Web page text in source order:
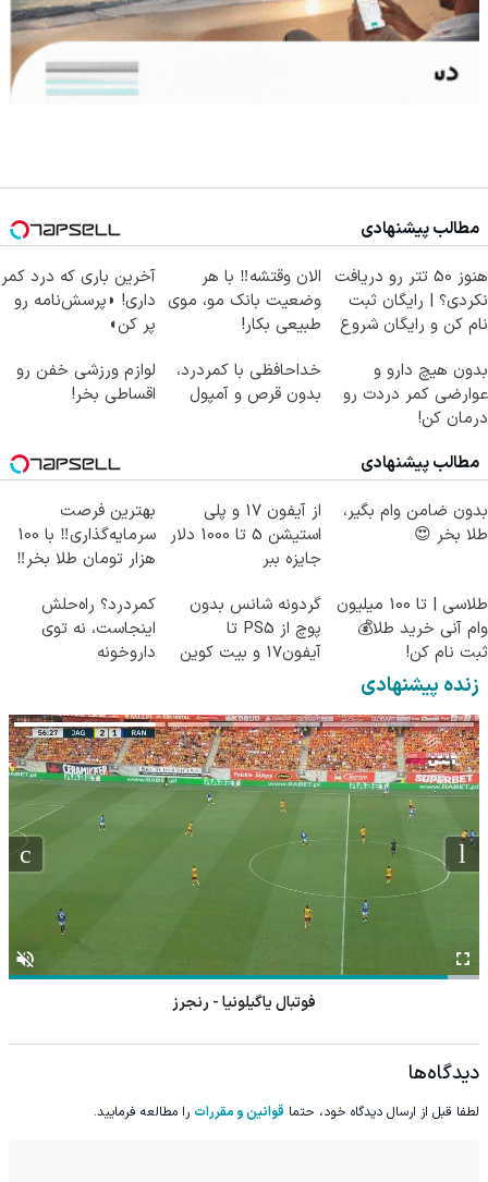
مطالب پیشنهادی
هنوز 50 تتر رو دریافت
نکردی؟ | رایگان ثبت
نام کن و رایگان شروع
الان وقتشه‼️ با هر
وضعیت بانک مو، موی
طبیعی بکار!
آخرین باری که درد کمر
داری! ◗پرسش‌نامه رو
پر کن◖
بدون هیچ دارو و
عوارضی کمر دردت رو
درمان کن!
خداحافظی با کمردرد،
بدون قرص و آمپول
لوازم ورزشی خفن رو
اقساطی بخر!
مطالب پیشنهادی
بدون ضامن وام بگیر،
طلا بخر 😍
از آیفون 17 و پلی
استیشن 5 تا 1000 دلار
جایزه ببر
بهترین فرصت
سرمایه‌گذاری‼️ با 100
هزار تومان طلا بخر‼️
طلاسی | تا 100 میلیون
وام آنی خرید طلا💰
ثبت نام کن!
گردونه شانس بدون
پوچ از PS5 تا
آیفون17 و بیت کوین
کمردرد؟ راه‌حلش
اینجاست، نه توی
داروخونه
زنده پیشنهادی
فوتبال یاگیلونیا - رنجرز
دیدگاه‌ها
لطفا قبل از ارسال دیدگاه خود، حتما قوانین و مقررات را مطالعه فرمایید.